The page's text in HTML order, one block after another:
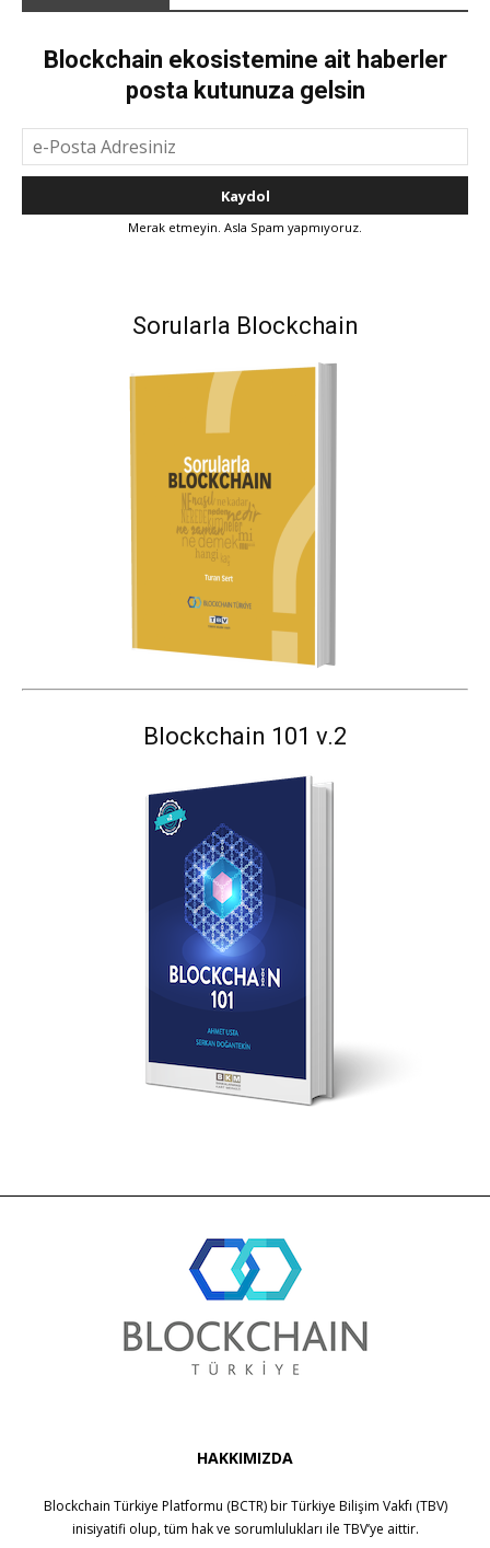
Blockchain ekosistemine ait haberler
posta kutunuza gelsin
Merak etmeyin. Asla Spam yapmıyoruz.
Sorularla Blockchain
Blockchain 101 v.2
HAKKIMIZDA
Blockchain Türkiye Platformu (BCTR) birTürkiye Bilişim Vakfı (TBV)
inisiyatifi olup, tüm hak ve sorumlulukları ile TBV’ye aittir.